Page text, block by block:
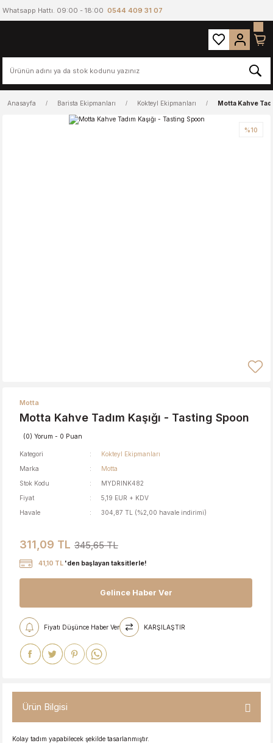
Whatsapp Hattı. 09:00 - 18:00 0544 409 31 07
Anasayfa Barista Ekipmanları Kokteyl Ekipmanları Motta Kahve
%10
Motta
Motta Kahve Tadım Kaşığı - Tasting Spoon
(0) Yorum - 0 Puan
Kategori
Kokteyl Ekipmanları
Marka
Motta
Stok Kodu
MYDRINK482
Fiyat
5,19 EUR + KDV
Havale
304,87 TL (%2,00 havale indirimi)
311,09 TL 345,65 TL
41,10 TL 'den başlayan taksitlerle!
Gelince Haber Ver
Fiyatı Düşünce Haber Ver KARŞILAŞTIR
Ürün Bilgisi
Kolay tadım yapabilecek şekilde tasarlanmıştır.